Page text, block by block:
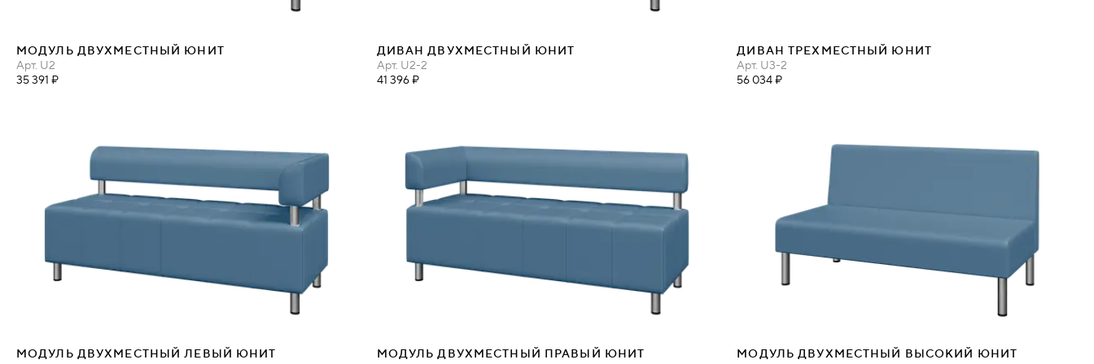
МОДУЛЬ ДВУХМЕСТНЫЙ ЮНИТ
Арт. U2
35 391 ₽
ДИВАН ДВУХМЕСТНЫЙ ЮНИТ
Арт. U2-2
41 396 ₽
ДИВАН ТРЕХМЕСТНЫЙ ЮНИТ
Арт. U3-2
56 034 ₽
МОДУЛЬ ДВУХМЕСТНЫЙ ЛЕВЫЙ ЮНИТ
МОДУЛЬ ДВУХМЕСТНЫЙ ПРАВЫЙ ЮНИТ
МОДУЛЬ ДВУХМЕСТНЫЙ ВЫСОКИЙ ЮНИТ